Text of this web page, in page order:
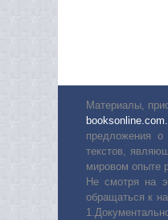
Материалы,
предложения о
текстов,
мировом опыте
Не смотря на
обращаться к